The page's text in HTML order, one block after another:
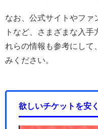
なお、公式サイトやファ
トなど、さまざまな入
れらの情報も参考にして
みください。
欲しいチケットを安